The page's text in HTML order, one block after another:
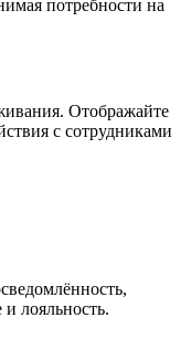
потребности на
Отображайте
с сотрудниками
лояльность.